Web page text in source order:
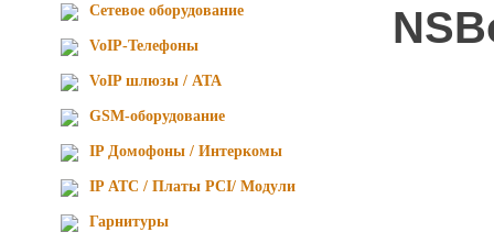
Сетевое оборудование
VoIP-Телефоны
VoIP шлюзы / ATA
GSM-оборудование
IP Домофоны / Интеркомы
IP АТС / Платы PCI/ Модули
Гарнитуры